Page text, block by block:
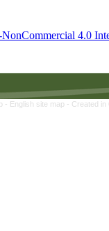
Attribution-
Persian site map -English site